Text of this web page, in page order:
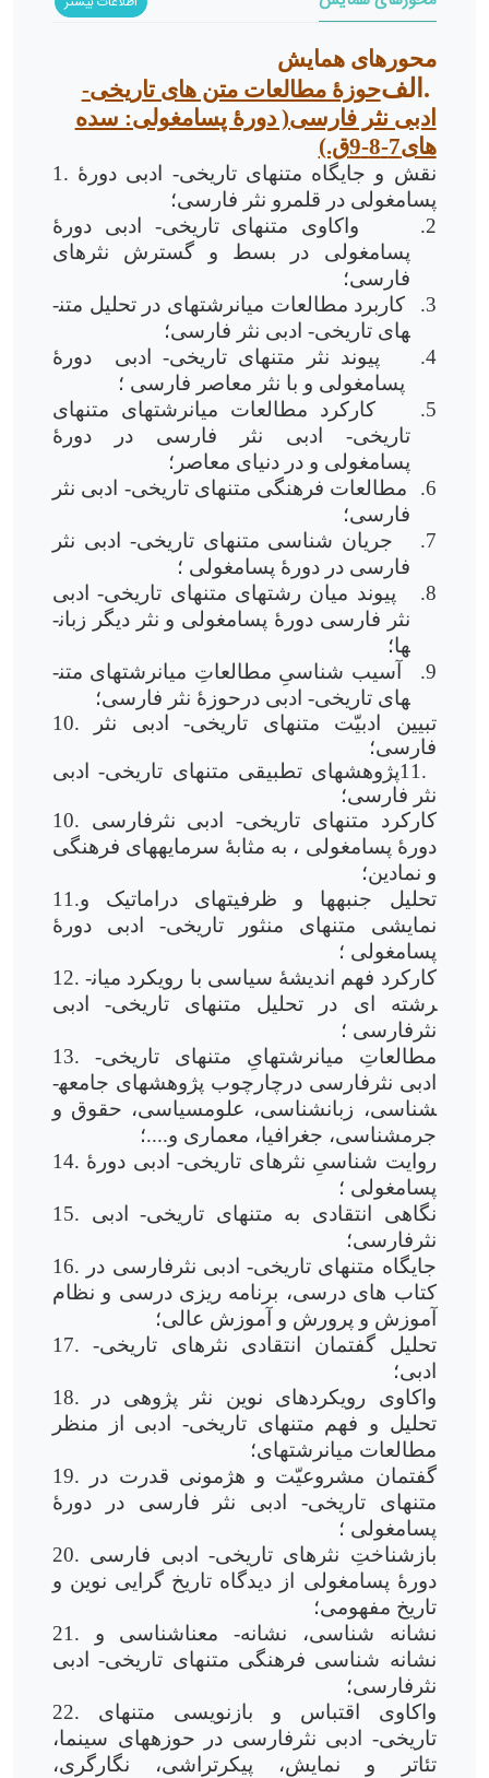
محورهای همایش
الف.
حوزۀ مطالعات متن های تاریخی-
ادبی نثر فارسی( دورۀ پسامغولی: سده
های7-8-9ق.)
1. نقش و جایگاه متن­های تاریخی- ادبی دورۀ
پسامغولی در قلمرو نثر فارسی؛
2.
دورۀ
پسامغولی در بسط و گسترش نثرهای
فارسی؛
3.
کاربرد مطالعات میان­رشته­ای در تحلیل متن­
های تاریخی- ادبی نثر فارسی؛
4.
پیوند نثر متن­های تاریخی- ادبی
دورۀ
با نثر معاصر فارسی ؛
5.
کارکرد مطالعات میان­رشته­ای متن­های
تاریخی- ادبی نثر فارسی در دورۀ
پسامغولی و در دنیای معاصر؛
6.
مطالعات فرهنگی متن­های تاریخی- ادبی نثر
فارسی؛
7.
جریان شناسی متن­های تاریخی- ادبی نثر
فارسی در دورۀ پسامغولی ؛
8.
پیوند میان رشته­ای متن­های تاریخی- ادبی
نثر فارسی دورۀ پسامغولی و نثر دیگر زبان­
ها؛
9.
آسیب شناسیِ مطالعاتِ میان­رشته­ای متن­
های تاریخی- ادبی درحوزۀ نثر فارسی؛
10. تبیین ادبیّت متن­های تاریخی- ادبی نثر
فارسی؛
11.پژوهش­های تطبیقی متن­های تاریخی- ادبی
نثر فارسی؛
10. کارکرد متن­های تاریخی- ادبی نثرفارسی
دورۀ پسامغولی ، به مثابۀ سرمایه­های فرهنگی
و نمادین؛
11.تحلیل جنبه­ها و ظرفیت­های دراماتیک و
نمایشی متن­های منثور تاریخی- ادبی دورۀ
پسامغولی ؛
12. کارکرد فهم اندیشۀ سیاسی با رویکرد میان­
رشته ای در تحلیل متن­های تاریخی- ادبی
نثرفارسی ؛
13. مطالعاتِ میان­رشته­ایِ متن­های تاریخی-
ادبی نثرفارسی درچارچوب پژوهش­های جامعه­
شناسی، زبان­شناسی، علوم­سیاسی، حقوق و
جرم­شناسی، جغرافیا، معماری و....؛
14. روایت شناسیِ نثرهای تاریخی- ادبی دورۀ
پسامغولی ؛
15. نگاهی انتقادی به متن­های تاریخی- ادبی
نثرفارسی؛
16. جایگاه متن­های تاریخی- ادبی نثرفارسی در
کتاب های درسی، برنامه ریزی درسی و نظام
آموزش و پرورش و آموزش عالی؛
17. تحلیل گفتمان انتقادی نثرهای تاریخی-
ادبی؛
18. واکاوی رویکردهای نوین نثر پژوهی در
تحلیل و فهم متن­های تاریخی- ادبی از منظر
مطالعات میان­رشته­ای؛
19. گفتمان مشروعیّت و هژمونی قدرت در
متن­های تاریخی- ادبی نثر فارسی در دورۀ
پسامغولی ؛
20. بازشناختِ نثرهای تاریخی- ادبی فارسی
دورۀ پسامغولی از دیدگاه تاریخ گرایی نوین و
تاریخ مفهومی؛
21. نشانه شناسی، نشانه- معناشناسی و
نشانه شناسی فرهنگی متن­های تاریخی- ادبی
نثرفارسی؛
22. واکاوی اقتباس و بازنویسی متن­های
تاریخی- ادبی نثرفارسی در حوزه­های سینما،
تئاتر و نمایش، پیکر­تراشی، نگارگری،